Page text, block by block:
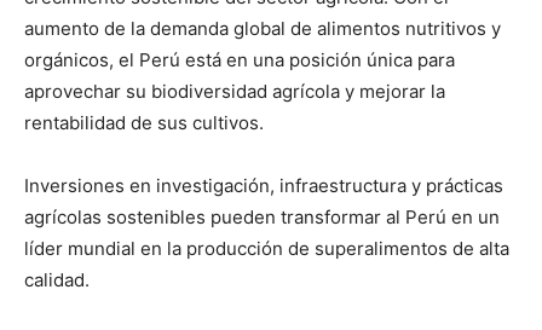
aumento de la demanda global de alimentos nutritivos y
orgánicos, el Perú está en una posición única para
aprovechar su biodiversidad agrícola y mejorar la
rentabilidad de sus cultivos.
Inversiones en investigación, infraestructura y prácticas
agrícolas sostenibles pueden transformar al Perú en un
líder mundial en la producción de superalimentos de alta
calidad.